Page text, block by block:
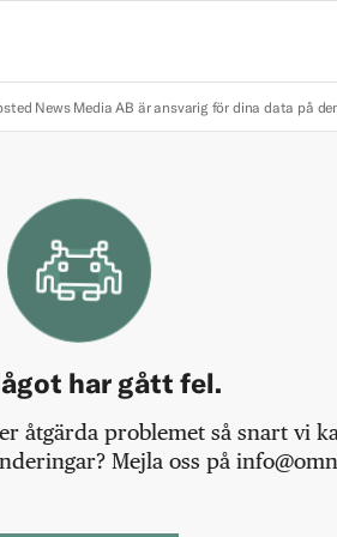
News Media AB är ansvarig för dina data på
har gått fel.
åtgärda problemet så snart vi
Mejla oss på